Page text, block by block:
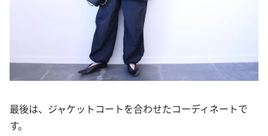
最後は、ジャケットコートを合わせたコーディネートで
す。